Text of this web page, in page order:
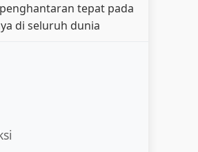
tepat pada
di seluruh dunia